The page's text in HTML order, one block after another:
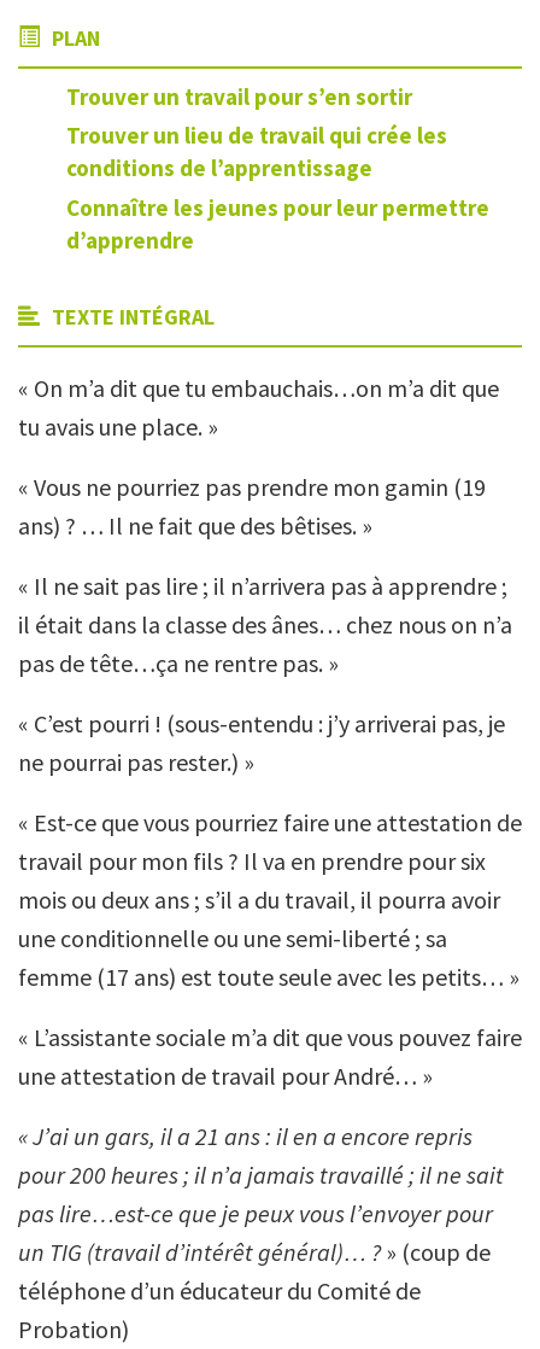
PLAN
Trouver un travail pour s’en sortir
Trouver un lieu de travail qui crée les
conditions de l’apprentissage
Connaître les jeunes pour leur permettre
d’apprendre
TEXTE INTÉGRAL
« On m’a dit que tu embauchais…on m’a dit que
tu avais une place. »
« Vous ne pourriez pas prendre mon gamin (19
ans) ? … Il ne fait que des bêtises. »
« Il ne sait pas lire ; il n’arrivera pas à apprendre ;
il était dans la classe des ânes… chez nous on n’a
pas de tête…ça ne rentre pas. »
« C’est pourri ! (sous-entendu : j’y arriverai pas, je
ne pourrai pas rester.) »
« Est-ce que vous pourriez faire une attestation de
travail pour mon fils ? Il va en prendre pour six
mois ou deux ans ; s’il a du travail, il pourra avoir
une conditionnelle ou une semi-liberté ; sa
femme (17 ans) est toute seule avec les petits… »
« L’assistante sociale m’a dit que vous pouvez faire
une attestation de travail pour André… »
« J’ai un gars, il a 21 ans : il en a encore repris
pour 200 heures ; il n’a jamais travaillé ; il ne sait
pas lire…est-ce que je peux vous l’envoyer pour
un TIG (travail d’intérêt général)… ?» (coup de
téléphone d’un éducateur du Comité de
Probation)